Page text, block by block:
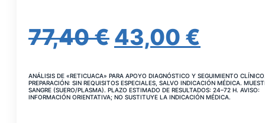
77,40€ EL
ORIGINAL
43,00 €
ANÁLISIS DE «RETICUACA» PARA APOYO DIAGNÓSTICO Y SEGUIMIENTO
PREPARACIÓN: SIN REQUISITOS ESPECIALES, SALVO INDICACIÓN MÉDICA.
SANGRE (SUERO/PLASMA). PLAZO ESTIMADO DE RESULTADOS: 24–72 H. AVISO:
INFORMACIÓN ORIENTATIVA; NO SUSTITUYE LA INDICACIÓN MÉDICA.